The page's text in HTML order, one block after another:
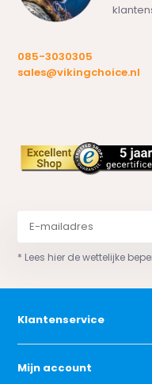
085-3030305
sales@vikingchoice.nl
* Lees hier de wettelijke
Klantenservice
Mijn account